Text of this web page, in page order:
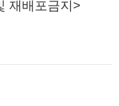
재배포금지>